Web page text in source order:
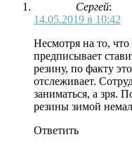
Сергей:
14.05.2019 в 10:42
Несмотря на то,
предписывает
резину, по факту
отслеживает.
заниматься, а зря.
резины зимой
Ответить